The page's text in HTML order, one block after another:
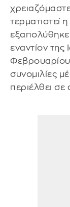
τερματιστεί
εξαπολύθηκε
εναντίον της
συνομιλίες
περιέλθει σε